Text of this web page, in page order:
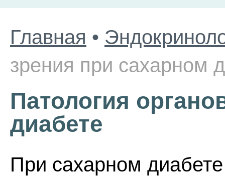
Главная •
зрения при сахарном
Патология
диабете
При сахарном